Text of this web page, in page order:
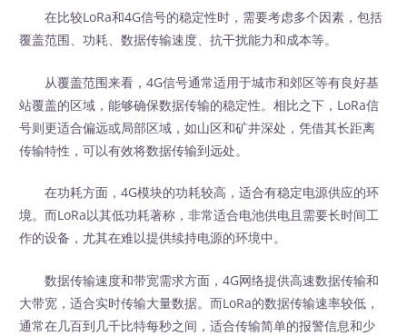
在比较LoRa和4G信号的稳定性时，需要考虑多个因素，包括
覆盖范围、功耗、数据传输速度、抗干扰能力和成本等。
从覆盖范围来看，4G信号通常适用于城市和郊区等有良好基
站覆盖的区域，能够确保数据传输的稳定性。相比之下，LoRa信
号则更适合偏远或局部区域，如山区和矿井深处，凭借其长距离
传输特性，可以有效将数据传输到远处。
在功耗方面，4G模块的功耗较高，适合有稳定电源供应的环
境。而LoRa以其低功耗著称，非常适合电池供电且需要长时间工
作的设备，尤其在难以提供续持电源的环境中。
数据传输速度和带宽需求方面，4G网络提供高速数据传输和
大带宽，适合实时传输大量数据。而LoRa的数据传输速率较低，
通常在几百到几千比特每秒之间，适合传输简单的报警信息和少